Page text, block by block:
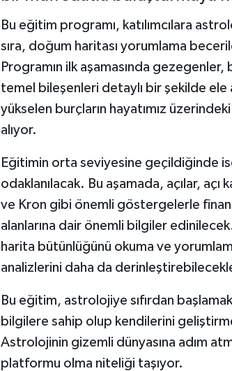
Bu eğitim programı, katılımcılara
sıra, doğum haritası yorumlama
Programın ilk aşamasında
temel bileşenleri detaylı bir şekilde ele
yükselen burçların hayatımız
alıyor.
Eğitimin orta seviyesine geçildiğinde
odaklanılacak. Bu aşamada, açılar, açı
ve Kron gibi önemli göstergelerle
alanlarına dair önemli bilgiler
harita bütünlüğünü okuma ve
analizlerini daha da
Bu eğitim, astrolojiye sıfırdan
bilgilere sahip olup kendilerini
Astrolojinin gizemli dünyasına adım
platformu olma niteliği taşıyor.